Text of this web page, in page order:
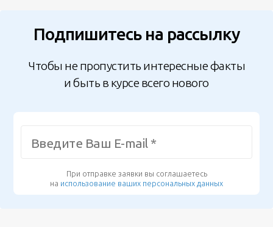
Подпишитесь на рассылку
Чтобы не пропустить интересные факты
и быть в курсе всего нового
При отправке заявки вы соглашаетесь
на использование ваших персональных данных